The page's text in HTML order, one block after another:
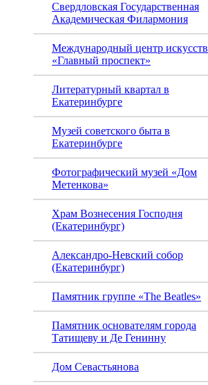
Свердловская Государственная
Академическая Филармония
Международный центр искусств
«Главный проспект»
Литературный квартал в
Екатеринбурге
Музей советского быта в
Екатеринбурге
Фотографический музей «Дом
Метенкова»
Храм Вознесения Господня
(Екатеринбург)
Александро-Невский собор
(Екатеринбург)
Памятник группе «The Beatles»
Памятник основателям города
Татищеву и Де Генинну
Дом Севастьянова